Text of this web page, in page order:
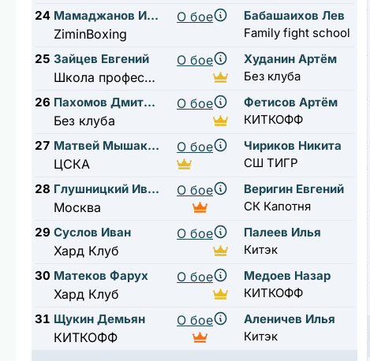
24
Мамаджанов Исмаил
ZiminBoxing
О бое
Бабашаихов Лев
Family fight school
25 Зайцев Евгений
Школа профессионального бокса А.Н. Ткаченко
О бое
Худанин Артём
Без клуба
26
Пахомов Дмитрий
Без клуба
О бое
Фетисов Артём
КИТКОФФ
27
Матвей Мышакин
ЦСКА
О бое
Чириков Никита
СШ ТИГР
28
Глушницкий Иван
Москва
О бое
Веригин Евгений
СК Капотня
29 Суслов Иван
Хард Клуб
О бое
Палеев Илья
Китэк
30 Матеков Фарух
Хард Клуб
О бое
Медоев Назар
КИТКОФФ
31 Щукин Демьян
КИТКОФФ
О бое
Аленичев Илья
Китэк